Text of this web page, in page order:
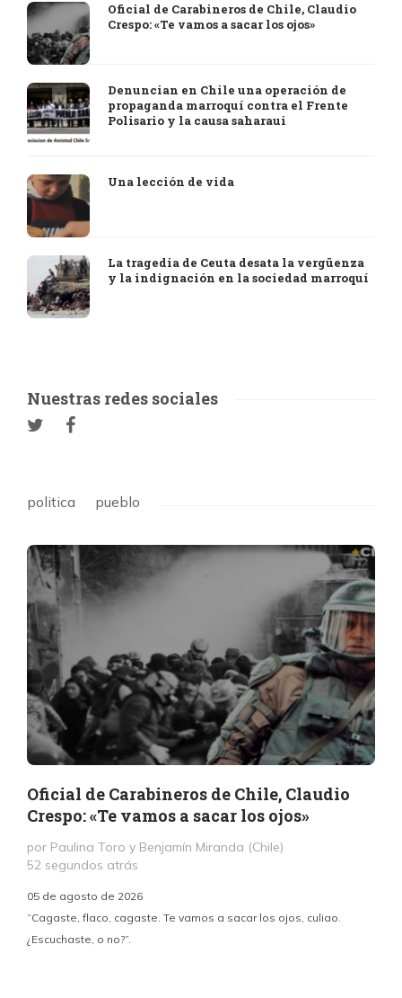
Oficial de Carabineros de Chile, Claudio
Crespo: «Te vamos a sacar los ojos»
Denuncian en Chile una operación de
propaganda marroquí contra el Frente
Polisario y la causa saharaui
Una lección de vida
La tragedia de Ceuta desata la vergüenza
y la indignación en la sociedad marroquí
Nuestras redes sociales
politica pueblo
Oficial de Carabineros de Chile, Claudio
Crespo: «Te vamos a sacar los ojos»
por Paulina Toro y Benjamín Miranda (Chile)
52 segundos atrás
05 de agosto de 2026
“Cagaste, flaco, cagaste. Te vamos a sacar los ojos, culiao.
¿Escuchaste, o no?”.